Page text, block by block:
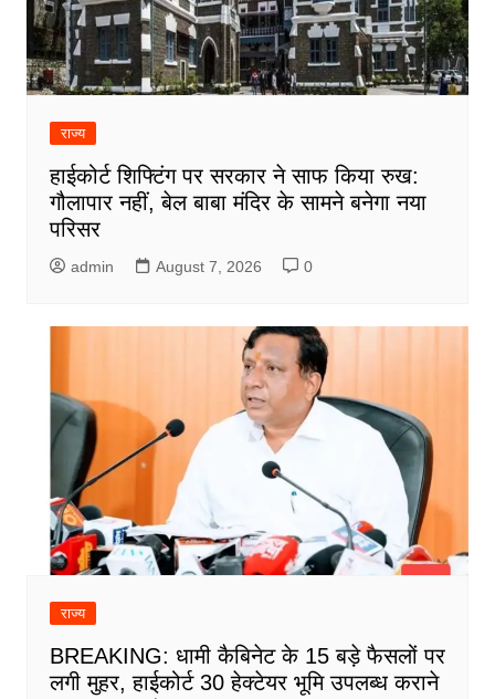
राज्य
हाईकोर्ट शिफ्टिंग पर सरकार ने साफ किया रुख:
गौलापार नहीं, बेल बाबा मंदिर के सामने बनेगा नया
परिसर
admin August 7, 2026 0
राज्य
BREAKING: धामी कैबिनेट के 15 बड़े फैसलों पर
लगी मुहर, हाईकोर्ट 30 हेक्टेयर भूमि उपलब्ध कराने